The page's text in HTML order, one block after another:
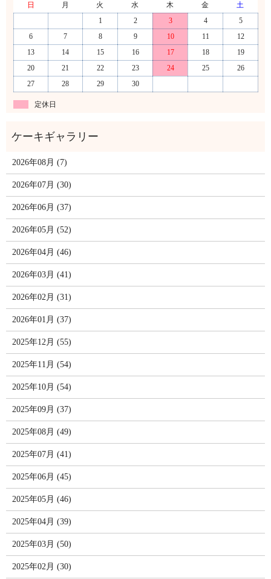
日
月 火 水 木 金
土
1
2 3 4
5
6
7 8 9 10 11
12
13
14 15 16 17 18
19
20
21 22 23 24 25
26
27
28 29 30
定休日
2026年08月 (7)
2026年07月 (30)
2026年06月 (37)
2026年05月 (52)
2026年04月 (46)
2026年03月 (41)
2026年02月 (31)
2026年01月 (37)
2025年12月 (55)
2025年11月 (54)
2025年10月 (54)
2025年09月 (37)
2025年08月 (49)
2025年07月 (41)
2025年06月 (45)
2025年05月 (46)
2025年04月 (39)
2025年03月 (50)
2025年02月 (30)